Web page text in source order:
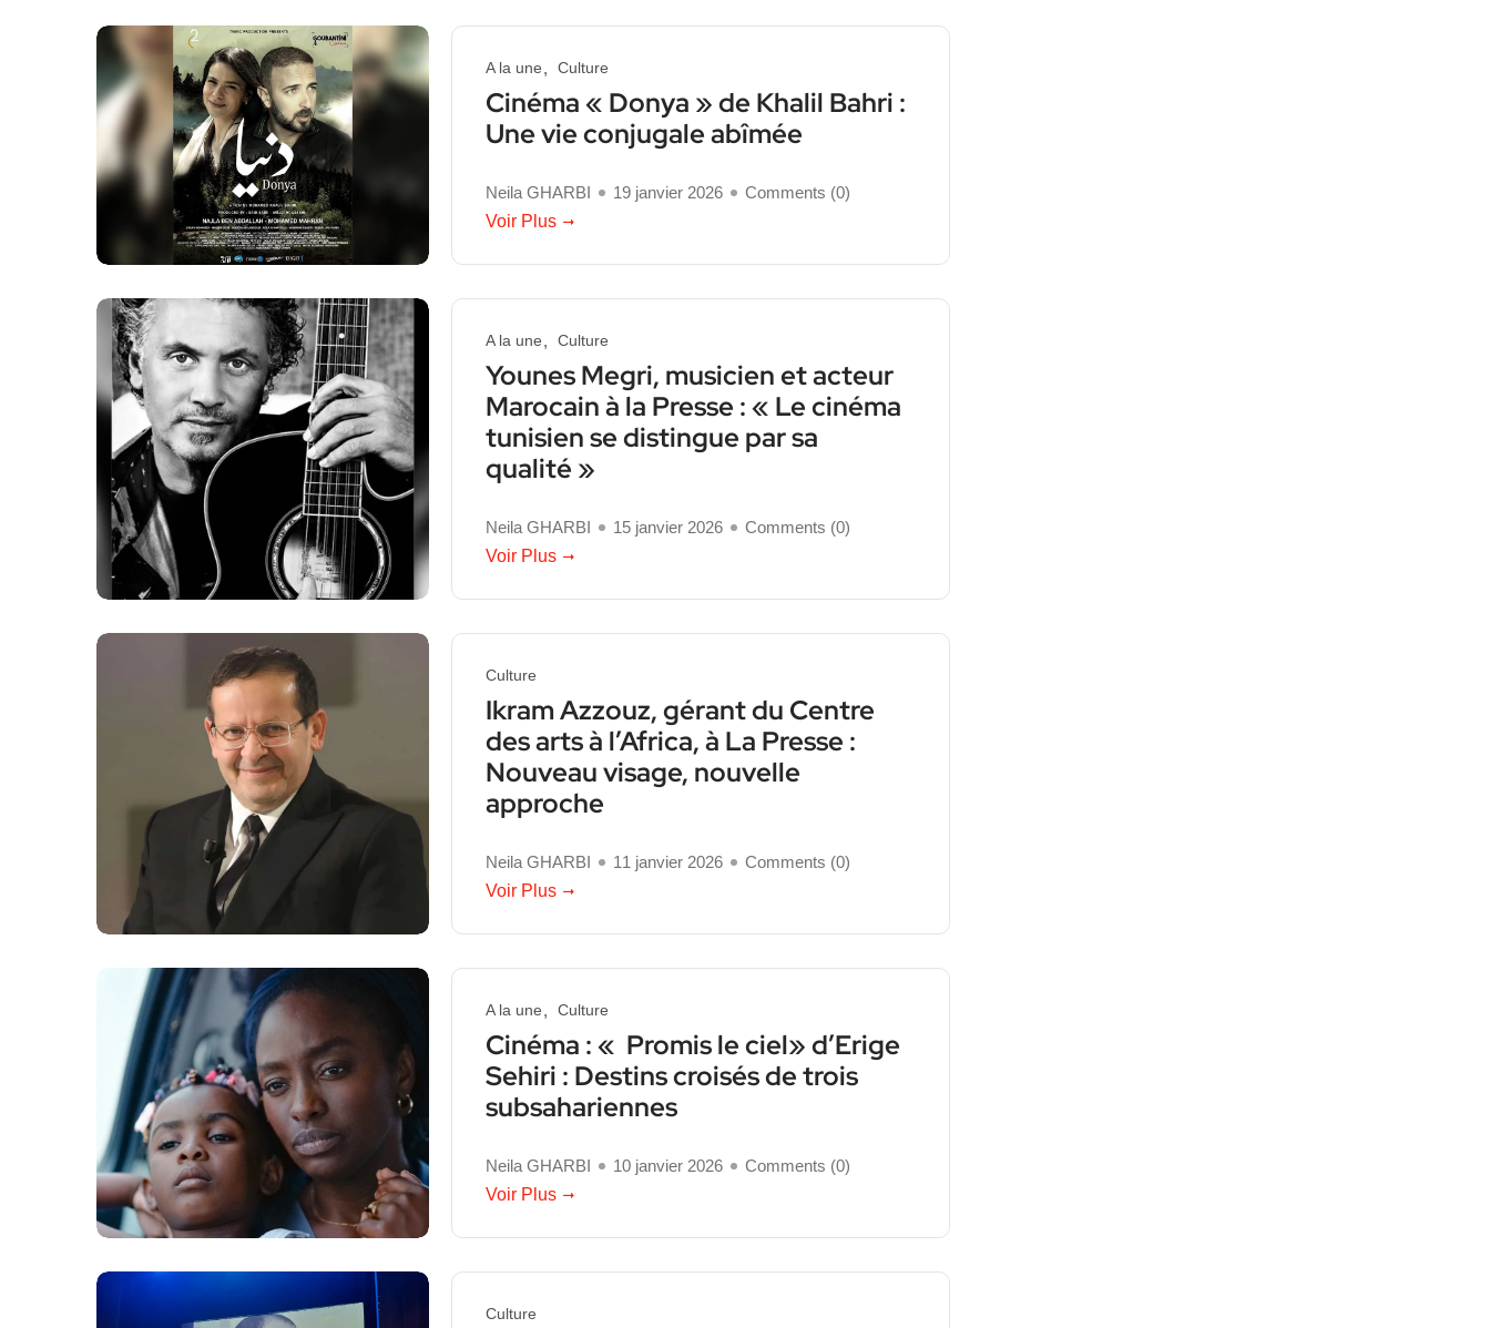
A la une Culture
Cinéma « Donya » de Khalil Bahri :
Une vie conjugale abîmée
Neila GHARBI 19 janvier 2026 Comments (0)
Voir Plus
A la une Culture
Younes Megri, musicien et acteur
Marocain à la Presse : « Le cinéma
tunisien se distingue par sa
qualité »
Neila GHARBI 15 janvier 2026 Comments (0)
Voir Plus
Culture
Ikram Azzouz, gérant du Centre
des arts à l’Africa, à La Presse :
Nouveau visage, nouvelle
approche
Neila GHARBI 11 janvier 2026 Comments (0)
Voir Plus
A la une Culture
Cinéma : « Promis le ciel» d’Erige
Sehiri : Destins croisés de trois
subsahariennes
Neila GHARBI 10 janvier 2026 Comments (0)
Voir Plus
Culture